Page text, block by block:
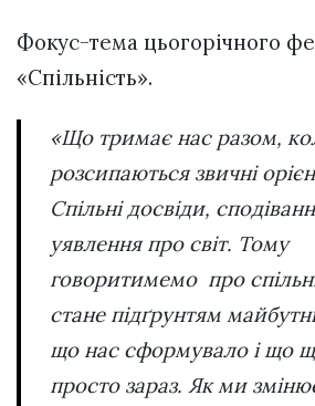
Фокус-тема цьогорічного
«Спільність».
«Що тримає нас разом, коли
розсипаються звичні
Спільні досвіди,
уявлення про світ. Тому
говоритимемо про
стане підґрунтям
що нас сформувало і що
просто зараз. Як ми